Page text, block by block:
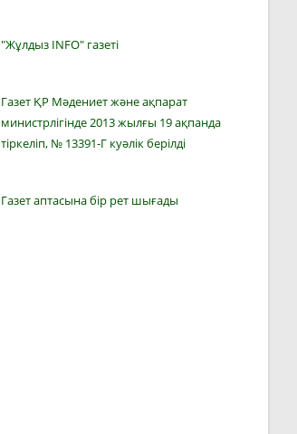
"Жұлдыз INFO" газеті
Газет ҚР Мәдениет және ақпарат
министрлігінде 2013 жылғы 19 ақпанда
тіркеліп, № 13391-Г куәлік берілді
Газет аптасына бір рет шығады